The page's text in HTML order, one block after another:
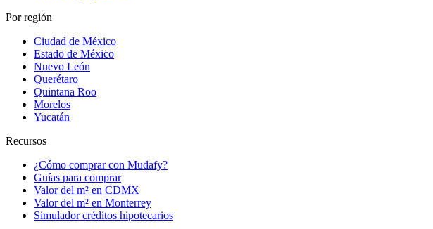
Por región
Ciudad de México
Estado de México
Nuevo León
Querétaro
Quintana Roo
Morelos
Yucatán
Recursos
¿Cómo comprar con Mudafy?
Guías para comprar
Valor del m² en CDMX
Valor del m² en Monterrey
Simulador créditos hipotecarios